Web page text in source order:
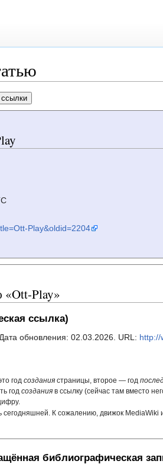
Play&oldid=2204
«Ott-Play»
ссылка)
обновления: 02.03.2026. URL: http://
год созданиястраницы, второе — год
год созданияв ссылку (сейчас там вместо
К сожалению, движок MediaWiki
библиографическая